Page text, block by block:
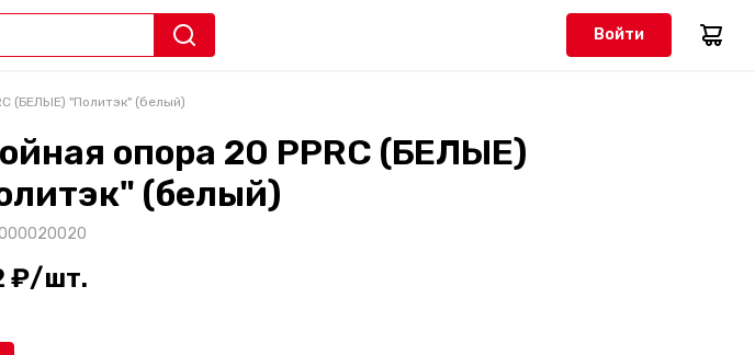
Войти
(БЕЛЫЕ) "Политэк" (белый)
опора 20 PPRC (БЕЛЫЕ)
(белый)
₽/шт.